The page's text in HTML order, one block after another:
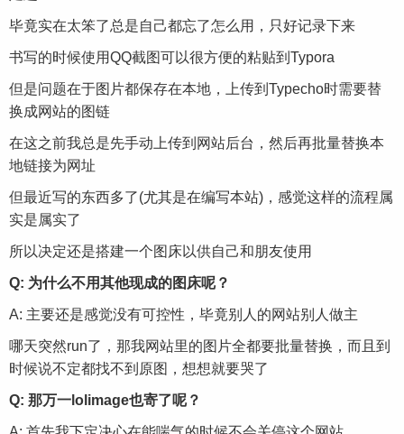
毕竟实在太笨了总是自己都忘了怎么用，只好记录下来
书写的时候使用QQ截图可以很方便的粘贴到Typora
但是问题在于图片都保存在本地，上传到Typecho时需要替
换成网站的图链
在这之前我总是先手动上传到网站后台，然后再批量替换本
地链接为网址
但最近写的东西多了(尤其是在编写本站)，感觉这样的流程属
实是属实了
所以决定还是搭建一个图床以供自己和朋友使用
Q: 为什么不用其他现成的图床呢？
A: 主要还是感觉没有可控性，毕竟别人的网站别人做主
哪天突然run了，那我网站里的图片全都要批量替换，而且到
时候说不定都找不到原图，想想就要哭了
Q: 那万一lolimage也寄了呢？